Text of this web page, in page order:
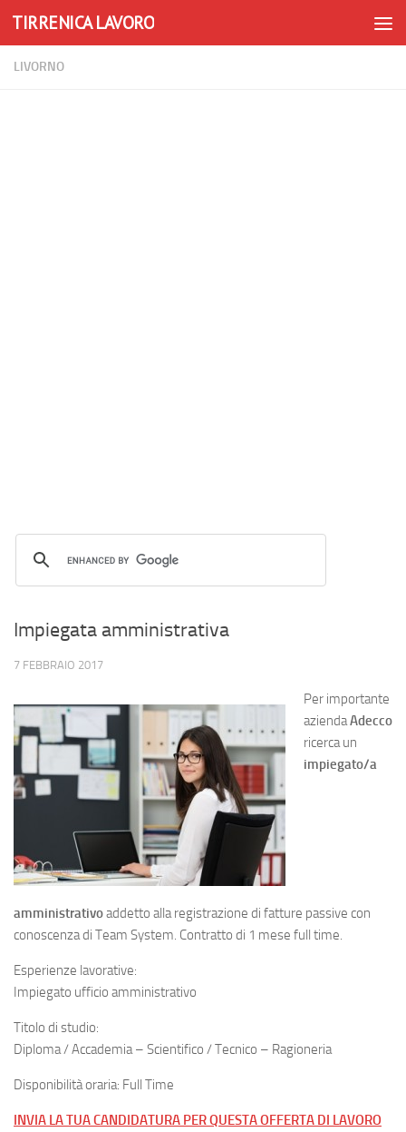
Skip to content
TIRRENICA LAVORO
LIVORNO
Impiegata amministrativa
7 FEBBRAIO 2017
Per importante
aziendaAdecco
ricerca un
impiegato/a
amministrativoaddetto alla registrazione di fatture passive con
conoscenza di Team System. Contratto di 1 mese full time.
Esperienze lavorative:
Impiegato ufficio amministrativo
Titolo di studio:
Diploma / Accademia – Scientifico / Tecnico – Ragioneria
Disponibilità oraria: Full Time
INVIA LA TUA CANDIDATURA PER QUESTA OFFERTA DI LAVORO